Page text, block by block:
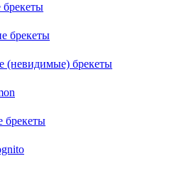
брекеты
(невидимые) брекеты
брекеты